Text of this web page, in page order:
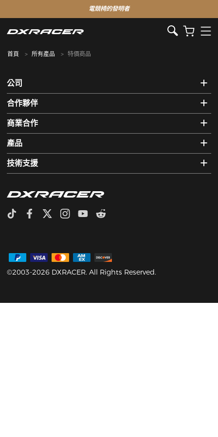
電競椅的發明者
首頁 所有產品 特價商品
公司
合作夥伴
商業合作
產品
技術支援
©2003-2026 DXRACER. All Rights Reserved.